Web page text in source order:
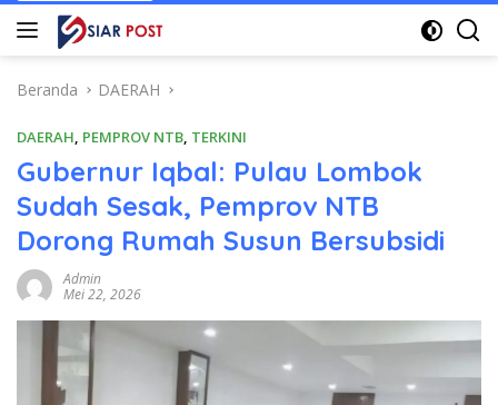
ke
konten
Beranda DAERAH
DAERAH, PEMPROV NTB, TERKINI
Gubernur Iqbal: Pulau Lombok
Sudah Sesak, Pemprov NTB
Dorong Rumah Susun Bersubsidi
Admin
Mei 22, 2026